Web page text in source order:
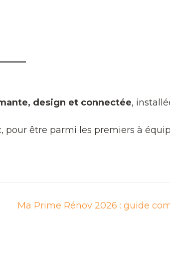
design et connectée,
pour être parmi les premiers à
Ma Prime Rénov 2026 : guide